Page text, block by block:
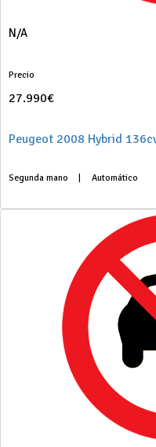
N/A
Precio
27.990€
Peugeot 2008 Hybrid
Segunda mano Automático